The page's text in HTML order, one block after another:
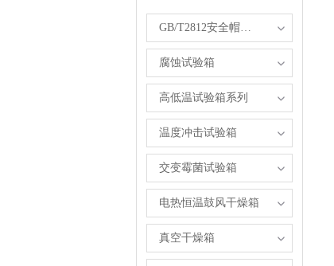
GB/T2812安全帽试验箱
腐蚀试验箱
高低温试验箱系列
温度冲击试验箱
交变霉菌试验箱
电热恒温鼓风干燥箱
真空干燥箱